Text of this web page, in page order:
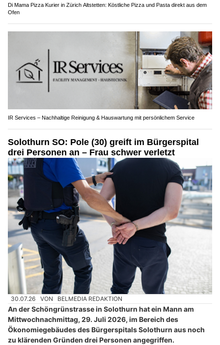
Di Mama Pizza Kurier in Zürich Altstetten: Köstliche Pizza und Pasta direkt aus dem
Ofen
IR Services – Nachhaltige Reinigung & Hauswartung mit persönlichem Service
Solothurn SO: Pole (30) greift im Bürgerspital
drei Personen an – Frau schwer verletzt
30.07.26 VON BELMEDIA REDAKTION
An der Schöngrünstrasse in Solothurn hat ein Mann am
Mittwochnachmittag, 29. Juli 2026, im Bereich des
Ökonomiegebäudes des Bürgerspitals Solothurn aus noch
zu klärenden Gründen drei Personen angegriffen.